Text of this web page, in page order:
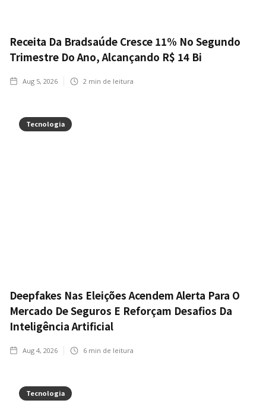
Receita Da Bradsaúde Cresce 11% No Segundo
Trimestre Do Ano, Alcançando R$ 14 Bi
Aug 5, 2026 2 min de leitura
Tecnologia
Deepfakes Nas Eleições Acendem Alerta Para O
Mercado De Seguros E Reforçam Desafios Da
Inteligência Artificial
Aug 4, 2026 6 min de leitura
Tecnologia